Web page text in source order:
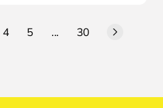
4 5 ... 30